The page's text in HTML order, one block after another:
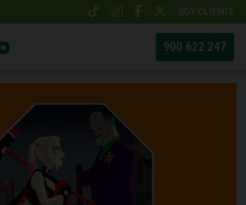
SOY CLIENTE
900 622 247